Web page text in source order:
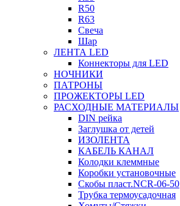
R50
R63
Свеча
Шар
ЛЕНТА LED
Коннекторы для LED
НОЧНИКИ
ПАТРОНЫ
ПРОЖЕКТОРЫ LED
РАСХОДНЫЕ МАТЕРИАЛЫ
DIN рейка
Заглушка от детей
ИЗОЛЕНТА
КАБЕЛЬ КАНАЛ
Колодки клеммные
Коробки установочные
Скобы пласт.NCR-06-50
Трубка термоусадочная